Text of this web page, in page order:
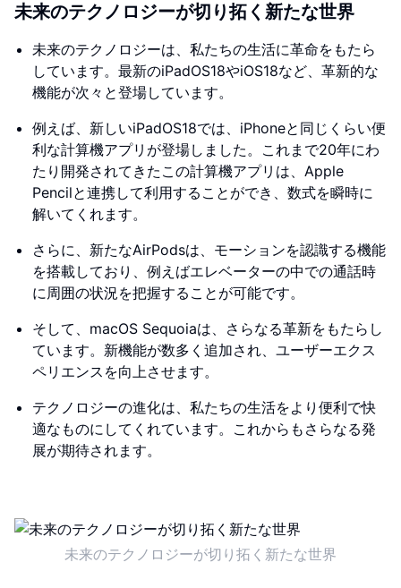
未来のテクノロジーが切り拓く新たな世界
未来のテクノロジーは、私たちの生活に革命をもたら
しています。最新のiPadOS18やiOS18など、革新的な
機能が次々と登場しています。
例えば、新しいiPadOS18では、iPhoneと同じくらい便
利な計算機アプリが登場しました。これまで20年にわ
たり開発されてきたこの計算機アプリは、Apple
Pencilと連携して利用することができ、数式を瞬時に
解いてくれます。
さらに、新たなAirPodsは、モーションを認識する機能
を搭載しており、例えばエレベーターの中での通話時
に周囲の状況を把握することが可能です。
そして、macOS Sequoiaは、さらなる革新をもたらし
ています。新機能が数多く追加され、ユーザーエクス
ペリエンスを向上させます。
テクノロジーの進化は、私たちの生活をより便利で快
適なものにしてくれています。これからもさらなる発
展が期待されます。
未来のテクノロジーが切り拓く新たな世界